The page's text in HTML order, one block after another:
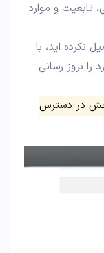
تابعیت و موارد
نکرده اید، با
را بروز رسانی
در دسترس